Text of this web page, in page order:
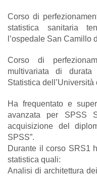
Corso di
statistica sanitaria
l’ospedale San Camillo
Corso di
multivariata di
Statistica
Ha frequentato e
avanzata per
acquisizione del
SPSS”.
Durante il corso SRS1
statistica quali:
Analisi di architettura